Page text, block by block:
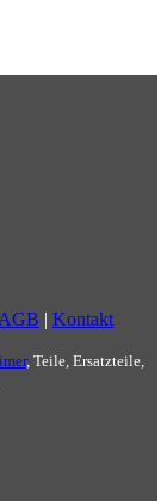
AGB | Kontakt
, Teile, Ersatzteile,